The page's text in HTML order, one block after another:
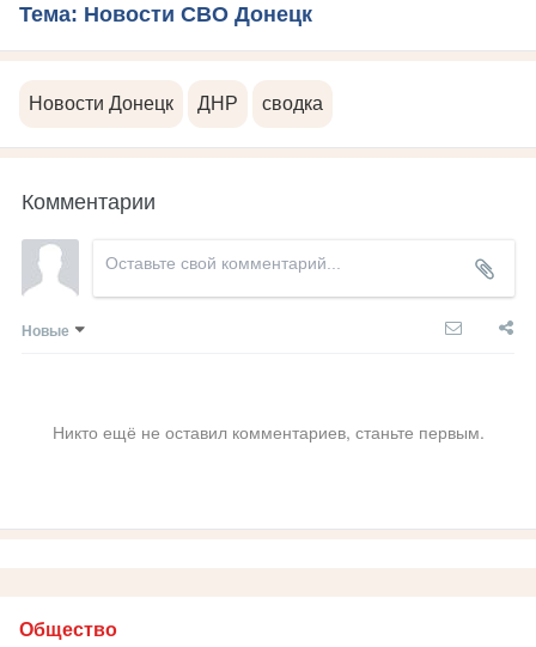
Тема: Новости СВО Донецк
Новости Донецк ДНР сводка
Комментарии
Новые
Никто ещё не оставил комментариев, станьте первым.
Общество